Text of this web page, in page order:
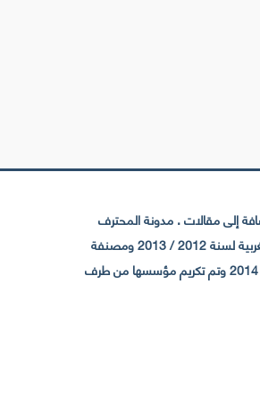
إلى مقالات . مدونة المحترف
تأسست سنة 2009 حيث تستقطب الآن عدد كبير من الزوار من كافة ربوع الوطن العربي ، حيث ان مقرها الرئيسي بالمغرب و مديرها امين رغيب ،حاصلة على جائزة افضل مدونة مغربية لسنة 2012 / 2013 ومصنفة
ضمن افضل 10 مدونات عربية حسب المركز الدولي للصحفيين ICFJ سنة 2013 وحاصلة على الجائزة الفضية من يوتوب (اول قناة مغربية تحصل على هذه الجائزة من يوتوب ) سنة 2014 وتم تكريم مؤسسها من طرف